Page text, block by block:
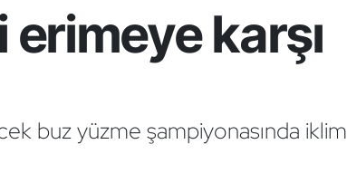
karşı
buz yüzme şampiyonasında iklim